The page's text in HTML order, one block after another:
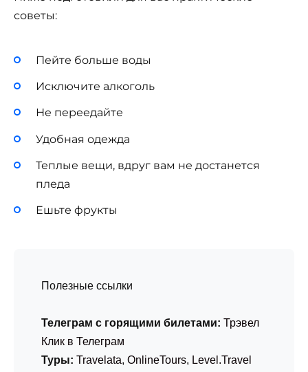
советы:
Пейте больше воды
Исключите алкоголь
Не переедайте
Удобная одежда
Теплые вещи, вдруг вам не достанется
пледа
Ешьте фрукты
Полезные ссылки
Телеграм с горящими билетами: Трэвел
Клик в Телеграм
Туры: Travelata, OnlineTours, Level.Travel